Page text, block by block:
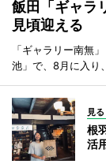
飯田「ギャラ
見頃迎える
「ギャラリー南無
池」で、8月に入り
見
根
活